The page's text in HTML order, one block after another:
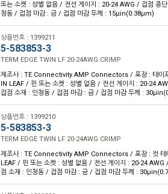
또는 소켓 : 성별 없음 / 전선 게이지 : 20-24 AWG / 접점 종
청동 / 접점 마감 : 금 / 접점 마감 두께 : 15µin(0.38µm)
상품번호 : 1399211
5-583853-3
TERM EDGE TWIN LF 20-24AWG CRIMP
제조사 : TE Connectivity AMP Connectors / 포장 : 테이
IN LEAF / 핀 또는 소켓 : 성별 없음 / 전선 게이지 : 20-24
접점 소재 : 인청동 / 접점 마감 : 금 / 접점 마감 두께 :
상품번호 : 1399210
5-583853-3
TERM EDGE TWIN LF 20-24AWG CRIMP
제조사 : TE Connectivity AMP Connectors / 포장 : 컷 테
LEAF / 핀 또는 소켓 : 성별 없음 / 전선 게이지 : 20-24
점 소재 : 인청동 / 접점 마감 : 금 / 접점 마감 두께 :